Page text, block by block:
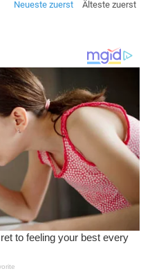
Neueste zuerst Älteste zuerst